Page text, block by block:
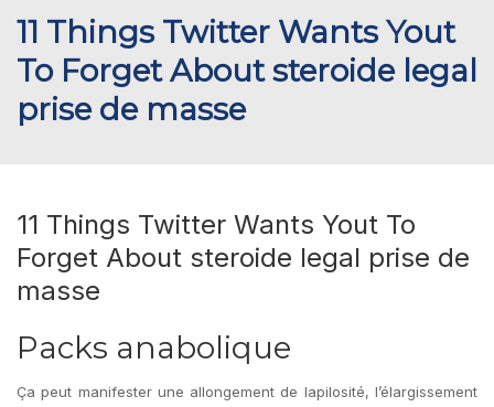
11 Things Twitter Wants Yout
To Forget About steroide legal
prise de masse
11 Things Twitter Wants Yout To
Forget About steroide legal prise de
masse
Packs anabolique
Ça peut manifester une allongement de lapilosité, l’élargissement